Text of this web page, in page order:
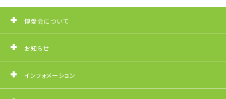
博愛会について
お知らせ
インフォメーション